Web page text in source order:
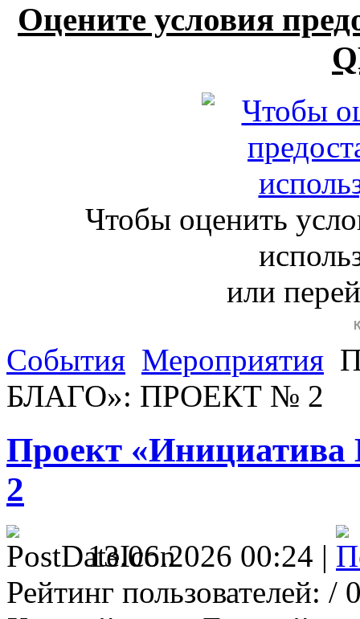
Оцените условия
Чтобы оценить
или
События Мероприятия
БЛАГО»: ПРОЕКТ № 2
Проект
2
13.06.2026 00:24 |
Рейтинг пользователей: /